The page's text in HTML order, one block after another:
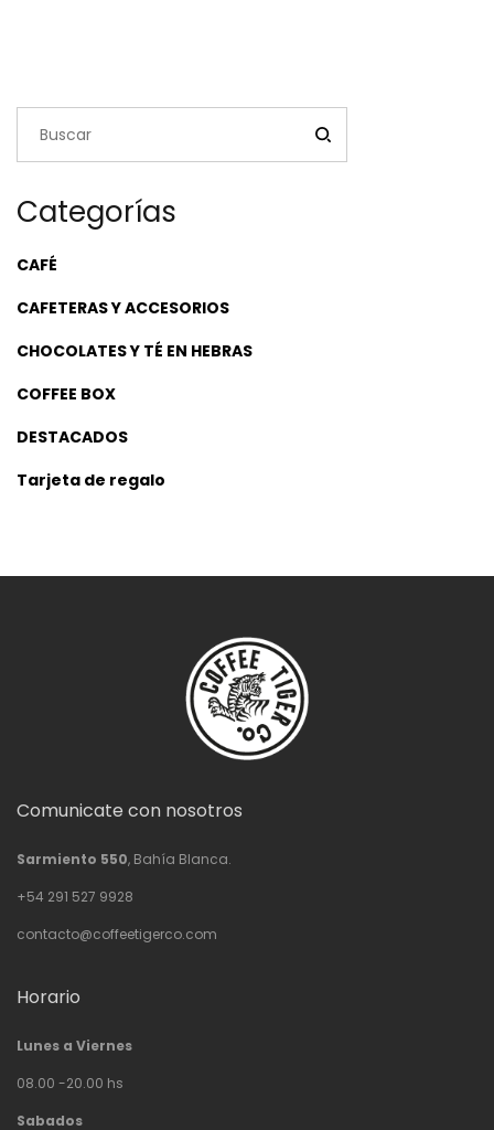
Categorías
CAFÉ
CAFETERAS Y ACCESORIOS
CHOCOLATES Y TÉ EN HEBRAS
COFFEE BOX
DESTACADOS
Tarjeta de regalo
Comunicate con nosotros
Sarmiento 550, Bahía Blanca.
+54 291 527 9928
contacto@coffeetigerco.com
Horario
Lunes a Viernes
08.00 -20.00 hs
Sabados